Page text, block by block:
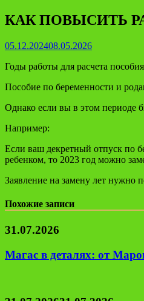
КАК ПОВЫСИТЬ
05.12.202408.05.2026
Годы работы для расчета
Пособие по беременности и
Однако если вы в этом периоде
Например:
Если ваш декретный отпуск по
ребенком, то 2023 год можно
Заявление на замену лет нужно
Похожие записи
31.07.2026
Магас в деталях: от